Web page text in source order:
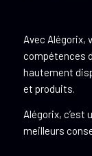
Avec Alégorix,
compétences
hautement
et produits.
Alégorix, c’est
meilleurs